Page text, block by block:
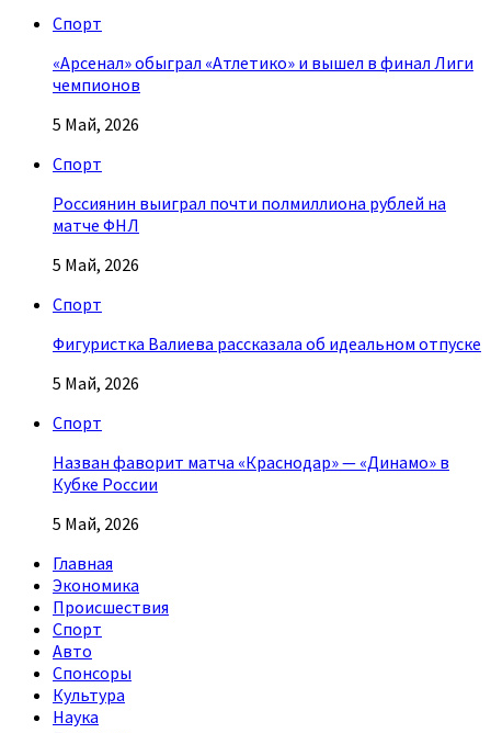
Спорт
«Арсенал» обыграл «Атлетико» и вышел в финал Лиги
чемпионов
5 Май, 2026
Спорт
Россиянин выиграл почти полмиллиона рублей на
матче ФНЛ
5 Май, 2026
Спорт
Фигуристка Валиева рассказала об идеальном отпуске
5 Май, 2026
Спорт
Назван фаворит матча «Краснодар» — «Динамо» в
Кубке России
5 Май, 2026
Главная
Экономика
Происшествия
Спорт
Авто
Спонсоры
Культура
Наука